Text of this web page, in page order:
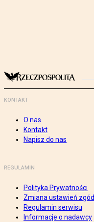
KONTAKT
O nas
Kontakt
Napisz do nas
REGULAMIN
Polityka Prywatności
Zmiana ustawień zgód
Regulamin serwisu
Informacje o nadawcy